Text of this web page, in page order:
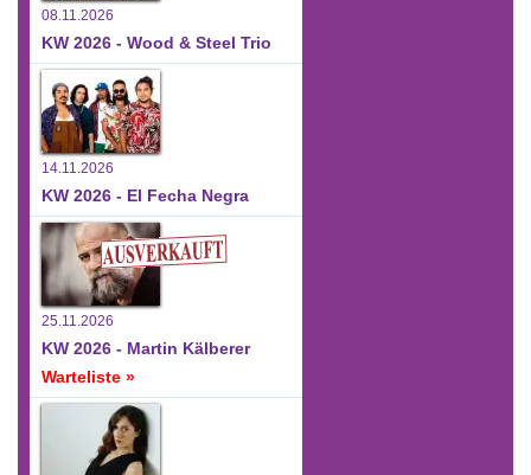
08.11.2026
KW 2026 - Wood & Steel Trio
14.11.2026
KW 2026 - El Fecha Negra
25.11.2026
KW 2026 - Martin Kälberer
Warteliste »